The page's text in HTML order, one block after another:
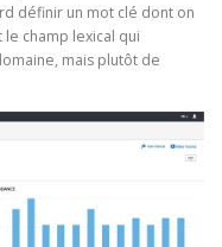
définir un mot clé dont on
champ lexical qui
mais plutôt de